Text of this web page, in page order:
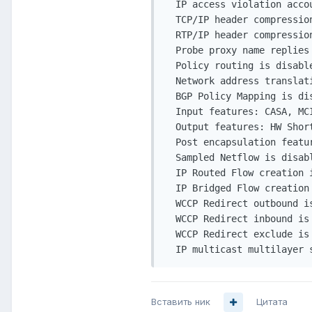
IP access violation
TCP/IP header
RTP/IP header
Probe proxy name
Policy routing is
Network address
BGP Policy Mapping is
Input features: CASA,
Output features: HW
Post encapsulation
Sampled Netflow is
IP Routed Flow
IP Bridged Flow
WCCP Redirect outbound
WCCP Redirect inbound
WCCP Redirect exclude
IP multicast multilayer
Вставить ник Цитата